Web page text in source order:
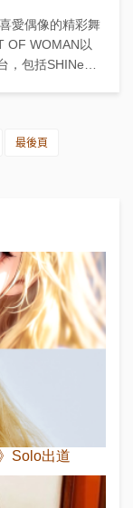
愛偶像的精彩舞
OF WOMAN以
，包括SHINee
最後頁
Solo出道